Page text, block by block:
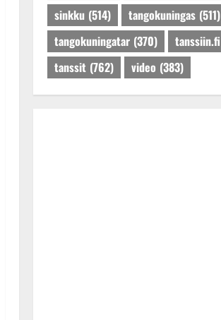
sinkku (514) tangokuningas (511)
tangokuningatar (370) tanssiin.fi
tanssit (762) video (383)